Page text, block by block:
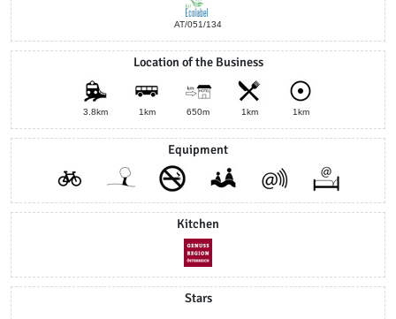
AT/051/134
Location of the Business
3.8km 1km 650m 1km 1km
Equipment
Kitchen
Stars